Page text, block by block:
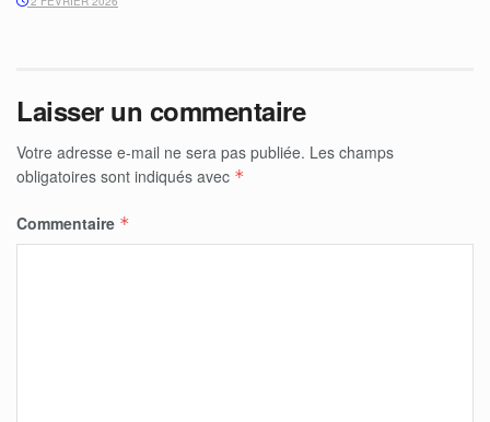
Laisser un commentaire
Votre adresse e-mail ne sera pas publiée. Les champs
obligatoires sont indiqués avec *
Commentaire *